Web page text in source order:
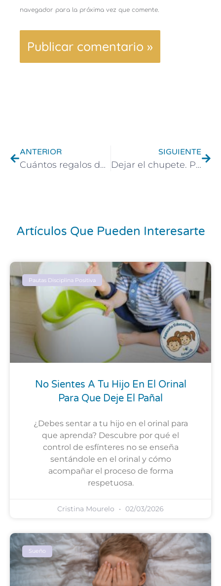
navegador para la próxima vez que comente.
ANTERIOR
Cuántos regalos dar a mi hijo
SIGUIENTE
Dejar el chupete. Papá Noel se lleva el chupete. atención.
Artículos Que Pueden Interesarte
Pautas Disciplina Positiva
No Sientes A Tu Hijo En El Orinal
Para Que Deje El Pañal
¿Debes sentar a tu hijo en el orinal para
que aprenda? Descubre por qué el
control de esfínteres no se enseña
sentándole en el orinal y cómo
acompañar el proceso de forma
respetuosa.
Cristina Mourelo 02/03/2026
Sueño